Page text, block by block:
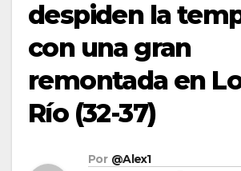
despiden la
con una gran
remontada en
Río (32-37)
Por @Alex1